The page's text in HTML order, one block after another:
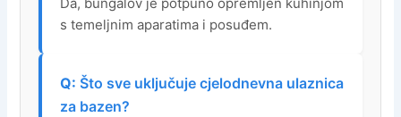
s temeljnim aparatima i posuđem.
Što sve uključuje cjelodnevna ulaznica
za bazen?